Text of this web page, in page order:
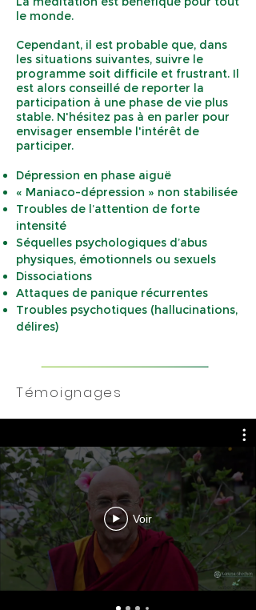
le monde.
Cependant, il est probable que, dans
les situations suivantes, suivre le
programme soit difficile et frustrant. Il
est alors conseillé de reporter la
participation à une phase de vie plus
stable. N'hésitez pas à en parler pour
envisager ensemble l'intérêt de
participer.
Dépression en phase aiguë
« Maniaco-dépression » non stabilisée
Troubles de l’attention de forte
intensité
Séquelles psychologiques d’abus
physiques, émotionnels ou sexuels
Dissociations
Attaques de panique récurrentes
Troubles psychotiques (hallucinations,
délires)
Témoignages
Voir